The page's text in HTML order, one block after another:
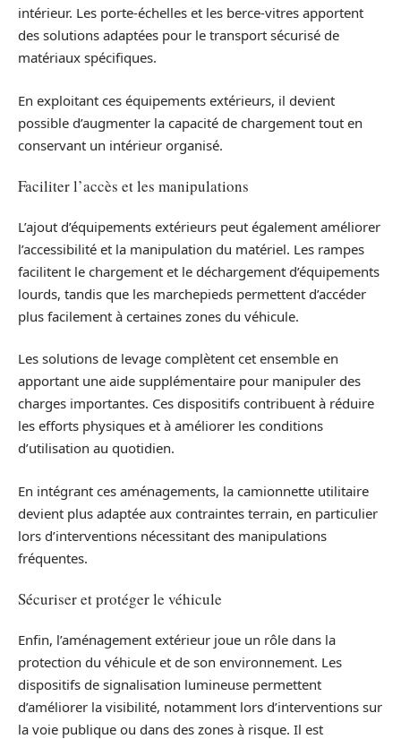
intérieur. Les porte-échelles et les berce-vitres apportent
des solutions adaptées pour le transport sécurisé de
matériaux spécifiques.
En exploitant ces équipements extérieurs, il devient
possible d’augmenter la capacité de chargement tout en
conservant un intérieur organisé.
Faciliter l’accès et les manipulations
L’ajout d’équipements extérieurs peut également améliorer
l’accessibilité et la manipulation du matériel. Les rampes
facilitent le chargement et le déchargement d’équipements
lourds, tandis que les marchepieds permettent d’accéder
plus facilement à certaines zones du véhicule.
Les solutions de levage complètent cet ensemble en
apportant une aide supplémentaire pour manipuler des
charges importantes. Ces dispositifs contribuent à réduire
les efforts physiques et à améliorer les conditions
d’utilisation au quotidien.
En intégrant ces aménagements, la camionnette utilitaire
devient plus adaptée aux contraintes terrain, en particulier
lors d’interventions nécessitant des manipulations
fréquentes.
Sécuriser et protéger le véhicule
Enfin, l’aménagement extérieur joue un rôle dans la
protection du véhicule et de son environnement. Les
dispositifs de signalisation lumineuse permettent
d’améliorer la visibilité, notamment lors d’interventions sur
la voie publique ou dans des zones à risque. Il est